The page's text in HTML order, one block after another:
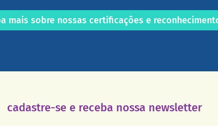
mais sobre nossas certificações e
cadastre-se e receba nossa newsletter